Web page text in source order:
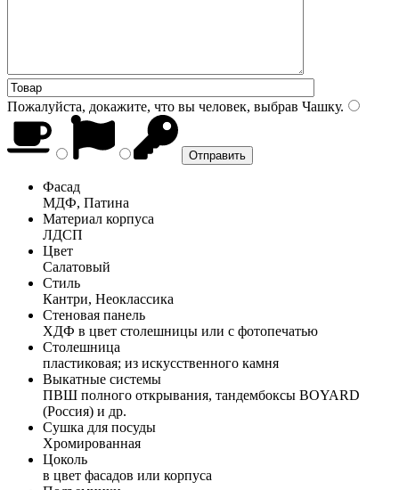
Пожалуйста, докажите, что вы человек, выбрав Чашку.
Фасад
МДФ, Патина
Материал корпуса
ЛДСП
Цвет
Салатовый
Стиль
Кантри, Неоклассика
Стеновая панель
ХДФ в цвет столешницы или с фотопечатью
Столешница
пластиковая; из искусственного камня
Выкатные системы
ПВШ полного открывания, тандембоксы BOYARD
(Россия) и др.
Сушка для посуды
Хромированная
Цоколь
в цвет фасадов или корпуса